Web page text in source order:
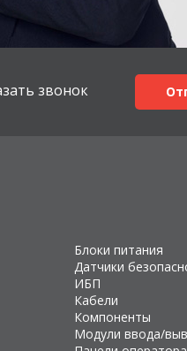
звонок
Блоки питания
Датчики
ИБП
Кабели
Компоненты
Модули ввода/